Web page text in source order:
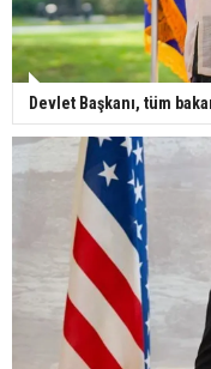
Devlet Başkanı, tüm